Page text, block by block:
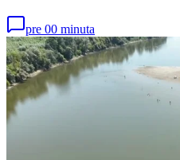
pre 00 minuta